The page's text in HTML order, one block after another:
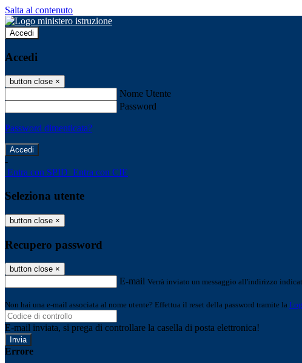
Salta al contenuto
Accedi
Accedi
button close ×
Nome Utente
Password
Password dimenticata?
-
Entra con SPID Entra con CIE
Seleziona utente
button close ×
Recupero password
button close ×
E-mail Verrà inviato un messaggio all'indirizzo
Non hai una e-mail associata al nome utente? Effettua il reset della password tramite la
E-mail inviata, si prega di controllare la casella di posta elettronica!
Errore